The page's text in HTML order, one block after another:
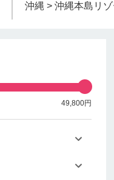
沖縄 > 沖縄本島リゾ
49,800円